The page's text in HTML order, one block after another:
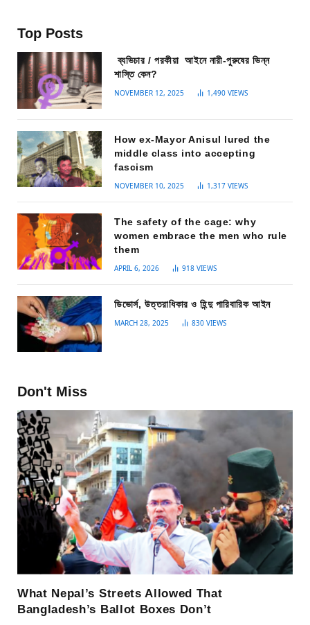
Top Posts
ব্যভিচার / পরকীয়া আইনে নারী-পুরুষের ভিন্ন
শাস্তি কেন?
NOVEMBER 12, 2025 1,490 VIEWS
How ex-Mayor Anisul lured the
middle class into accepting
fascism
NOVEMBER 10, 2025 1,317 VIEWS
The safety of the cage: why
women embrace the men who rule
them
APRIL 6, 2026 918 VIEWS
ডিভোর্স, উত্তরাধিকার ও হিন্দু পারিবারিক আইন
MARCH 28, 2025 830 VIEWS
Don't Miss
What Nepal’s Streets Allowed That
Bangladesh’s Ballot Boxes Don’t